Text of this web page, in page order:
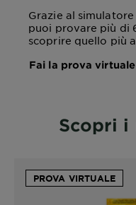
Grazie al
puoi provare più di
scoprire quello più
Fai la prova virtuale
Scopri
PROVA VIRTUALE